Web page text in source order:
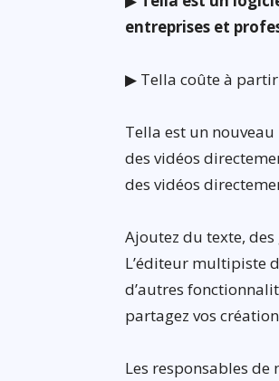
entreprises et
▶ Tella coûte à partir
Tella est un
des vidéos
des vidéos
Ajoutez du texte, des
L’éditeur multipiste
d’autres
partagez vos
Les responsables